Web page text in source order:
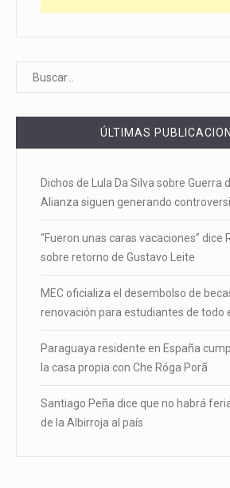
ÚLTIMAS
Dichos de Lula Da Silva sobre Guerra
Alianza siguen generando
“Fueron unas caras vacaciones” dice
sobre retorno de Gustavo Leite
MEC oficializa el desembolso de
renovación para estudiantes de todo
Paraguaya residente en España
la casa propia con Che Róga Porã
Santiago Peña dice que no habrá
de la Albirroja al país